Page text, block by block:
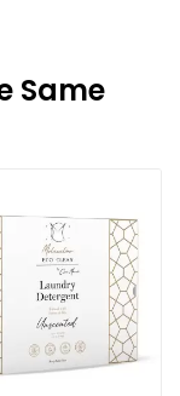
Same